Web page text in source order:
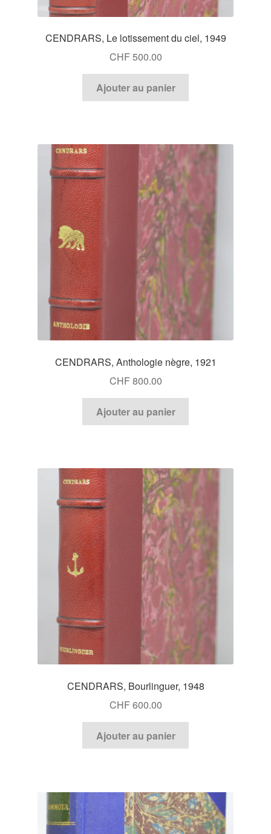
CENDRARS, Le lotissement du ciel, 1949
CHF500.00
Ajouter au panier
CENDRARS, Anthologie nègre, 1921
CHF800.00
Ajouter au panier
CENDRARS, Bourlinguer, 1948
CHF600.00
Ajouter au panier